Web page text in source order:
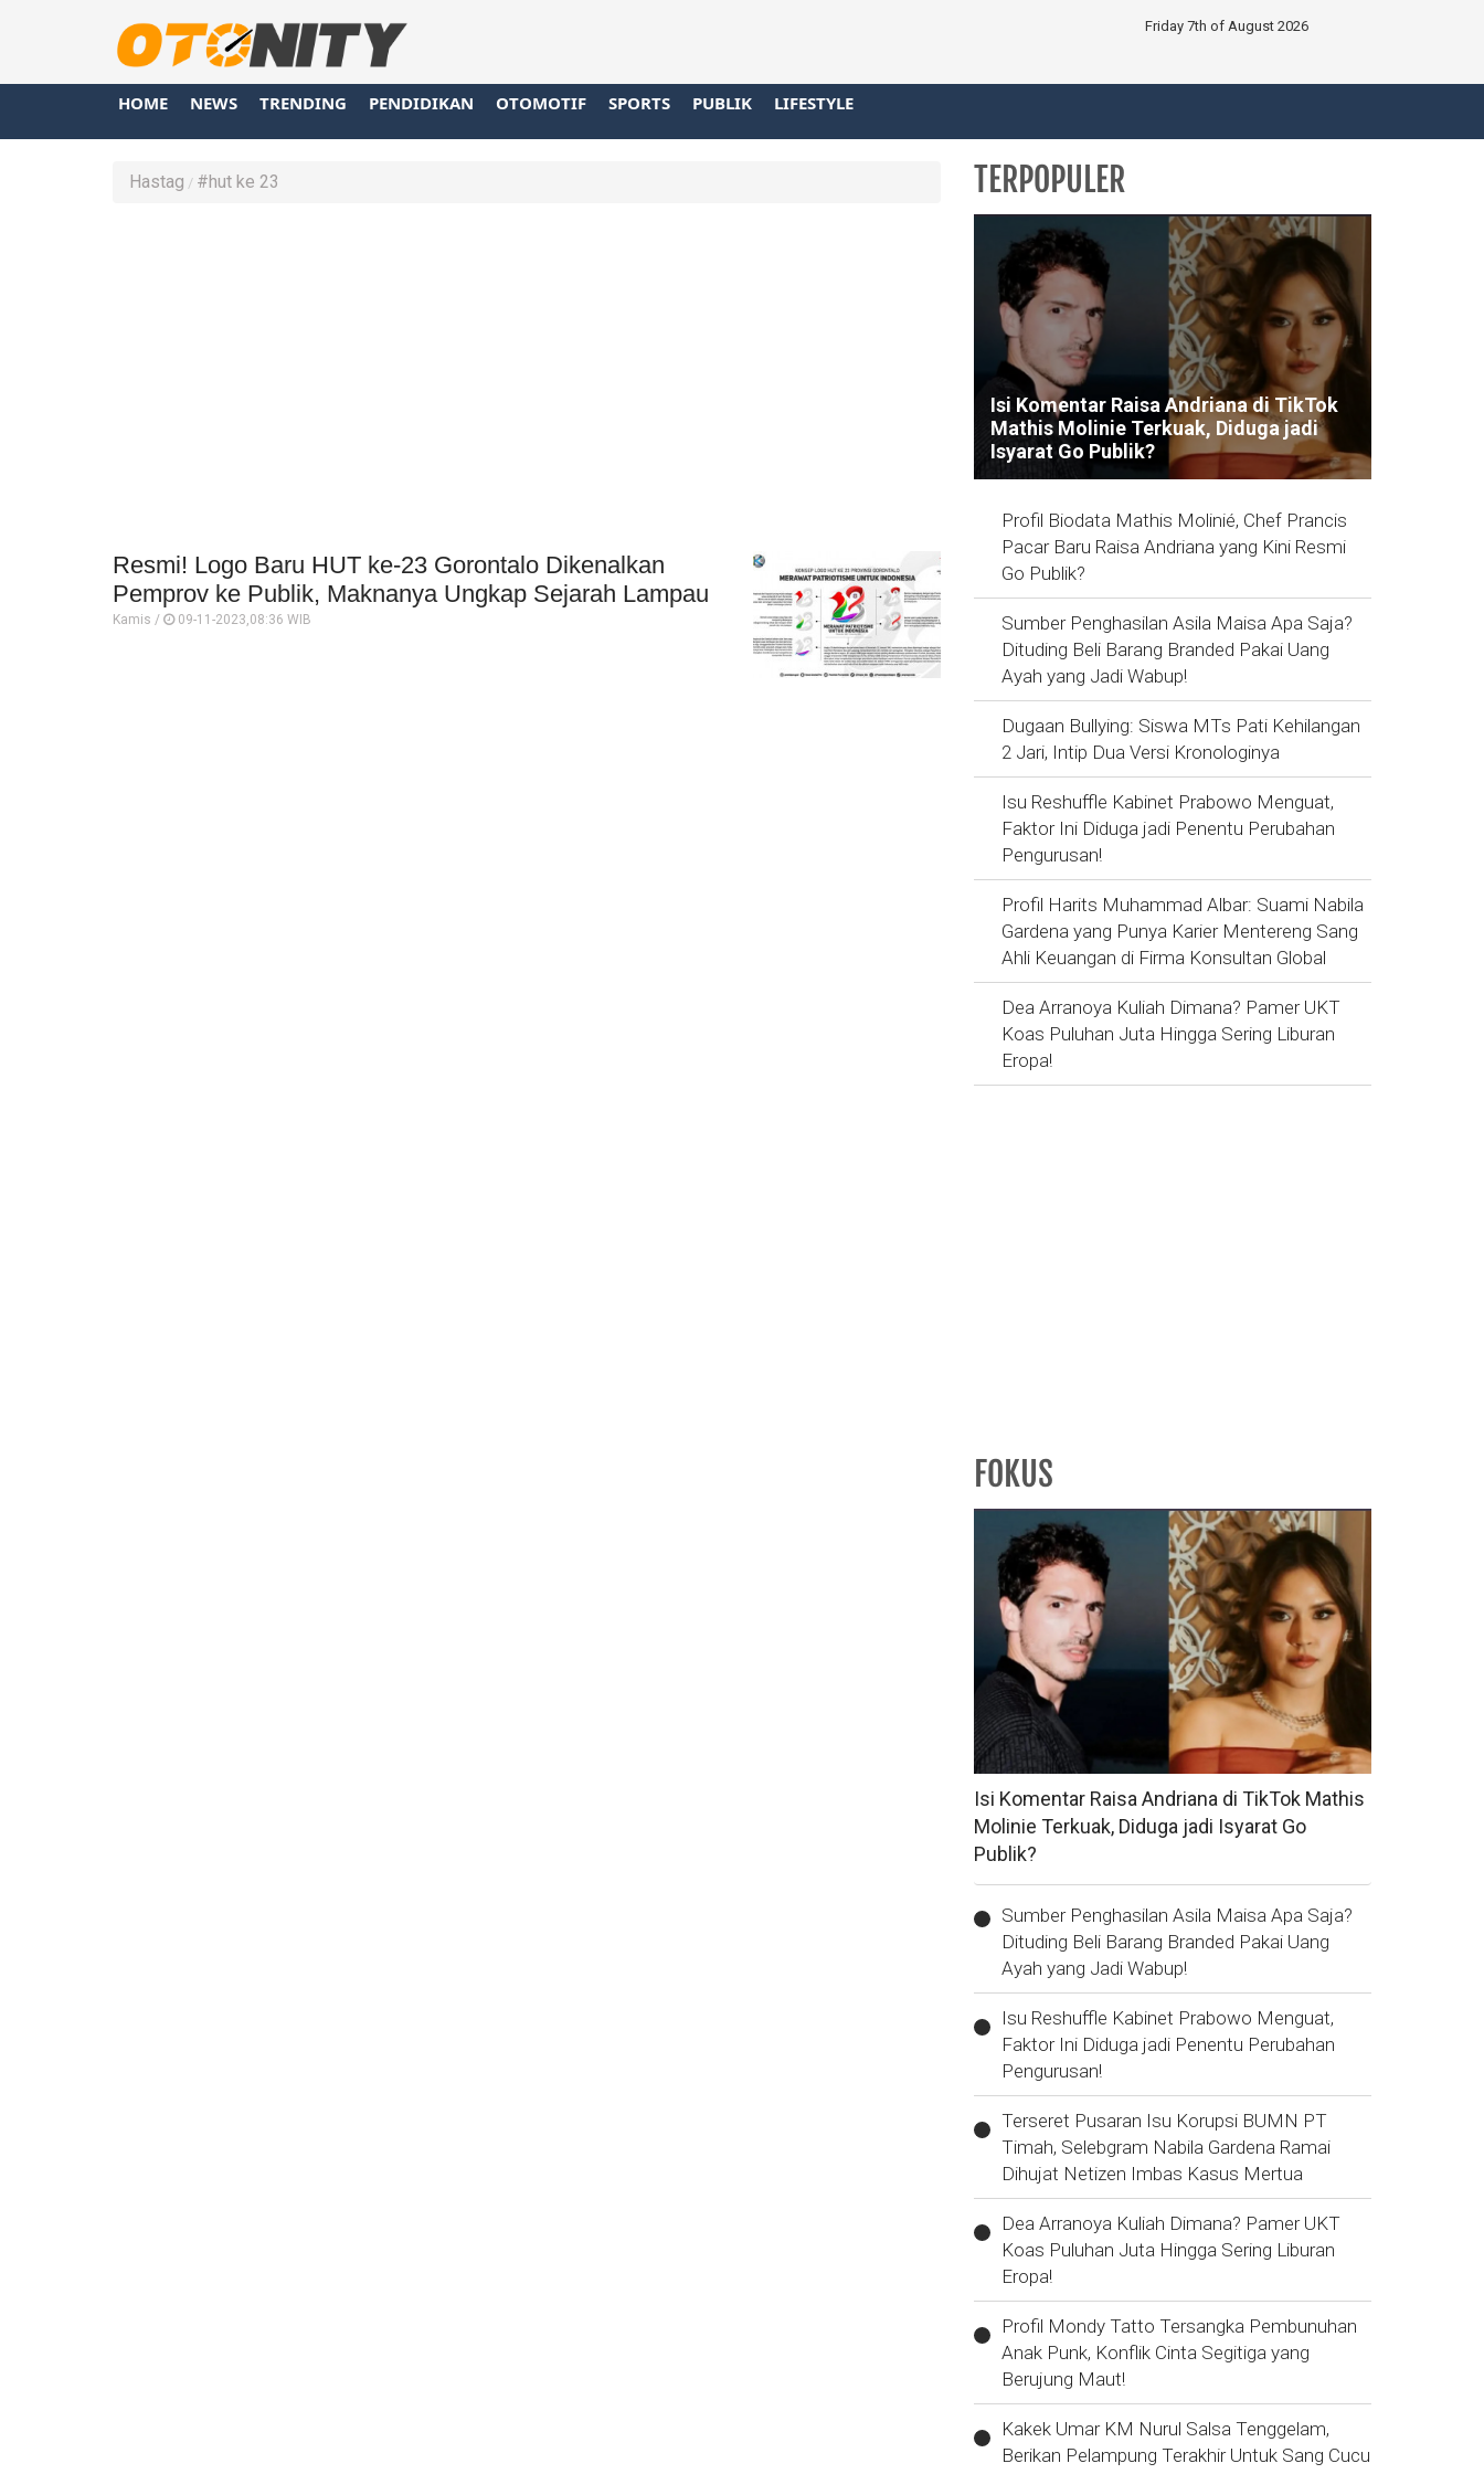
Friday 7th of August 2026
HOME NEWS TRENDING PENDIDIKAN OTOMOTIF SPORTS PUBLIK LIFESTYLE
Hastag #hut ke 23
Resmi! Logo Baru HUT ke-23 Gorontalo Dikenalkan
Pemprov ke Publik, Maknanya Ungkap Sejarah Lampau
Kamis / 09-11-2023,08:36 WIB
TERPOPULER
Isi Komentar Raisa Andriana di TikTok
Mathis Molinie Terkuak, Diduga jadi
Isyarat Go Publik?
Profil Biodata Mathis Molinié, Chef Prancis
Pacar Baru Raisa Andriana yang Kini Resmi
Go Publik?
Sumber Penghasilan Asila Maisa Apa Saja?
Dituding Beli Barang Branded Pakai Uang
Ayah yang Jadi Wabup!
Dugaan Bullying: Siswa MTs Pati Kehilangan
2 Jari, Intip Dua Versi Kronologinya
Isu Reshuffle Kabinet Prabowo Menguat,
Faktor Ini Diduga jadi Penentu Perubahan
Pengurusan!
Profil Harits Muhammad Albar: Suami Nabila
Gardena yang Punya Karier Mentereng Sang
Ahli Keuangan di Firma Konsultan Global
Dea Arranoya Kuliah Dimana? Pamer UKT
Koas Puluhan Juta Hingga Sering Liburan
Eropa!
FOKUS
Isi Komentar Raisa Andriana di TikTok Mathis
Molinie Terkuak, Diduga jadi Isyarat Go
Publik?
Sumber Penghasilan Asila Maisa Apa Saja?
Dituding Beli Barang Branded Pakai Uang
Ayah yang Jadi Wabup!
Isu Reshuffle Kabinet Prabowo Menguat,
Faktor Ini Diduga jadi Penentu Perubahan
Pengurusan!
Terseret Pusaran Isu Korupsi BUMN PT
Timah, Selebgram Nabila Gardena Ramai
Dihujat Netizen Imbas Kasus Mertua
Dea Arranoya Kuliah Dimana? Pamer UKT
Koas Puluhan Juta Hingga Sering Liburan
Eropa!
Profil Mondy Tatto Tersangka Pembunuhan
Anak Punk, Konflik Cinta Segitiga yang
Berujung Maut!
Kakek Umar KM Nurul Salsa Tenggelam,
Berikan Pelampung Terakhir Untuk Sang Cucu